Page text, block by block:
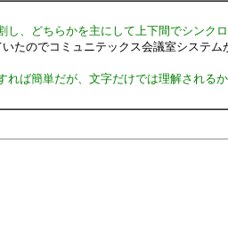
、どちらかを主にして上下間でシンク
たのでコミュニテックス会議室システム
ば簡単だが、文字だけでは理解される